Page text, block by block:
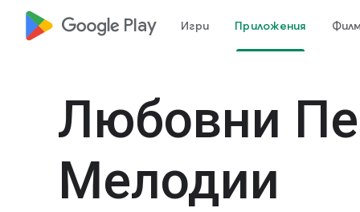
google_logo Play Игри Приложения
Любовни
Мелодии